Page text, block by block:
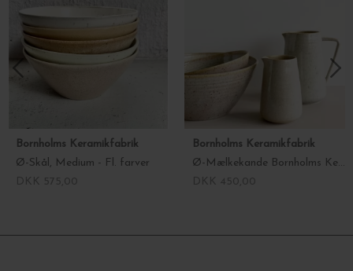
Bornholms Keramikfabrik
Ø-Skål, Medium - Fl. farver
Bornholms Keramikfabrik
Ø-Mælkekande Bornholms Keramik